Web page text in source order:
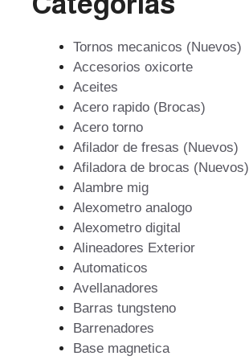
Tornos mecanicos (Nuevos)
Accesorios oxicorte
Aceites
Acero rapido (Brocas)
Acero torno
Afilador de fresas (Nuevos)
Afiladora de brocas (Nuevos)
Alambre mig
Alexometro analogo
Alexometro digital
Alineadores Exterior
Automaticos
Avellanadores
Barras tungsteno
Barrenadores
Base magnetica